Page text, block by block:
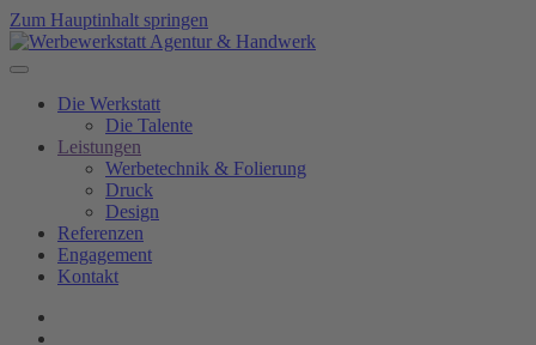
Zum Hauptinhalt springen
Die Werkstatt
Die Talente
Leistungen
Werbetechnik & Folierung
Druck
Design
Referenzen
Engagement
Kontakt